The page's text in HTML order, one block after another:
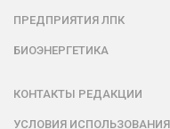
ПРЕДПРИЯТИЯ ЛПК
БИОЭНЕРГЕТИКА
КОНТАКТЫ РЕДАКЦИИ
УСЛОВИЯ